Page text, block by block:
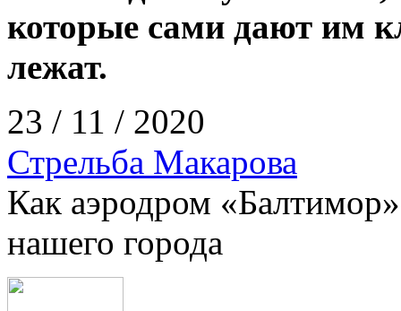
которые сами дают им
лежат.
23 / 11 / 2020
Стрельба Макарова
Как аэродром
нашего города